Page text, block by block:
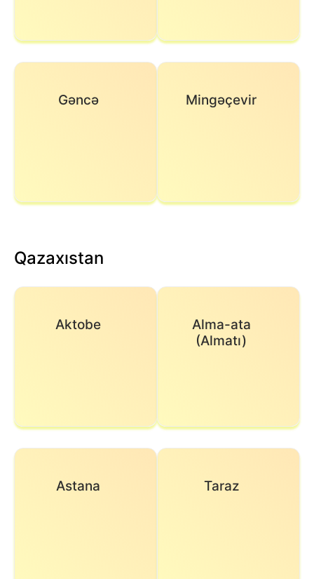
Gəncə Mingəçevir
Qazaxıstan
Aktobe
Alma-ata
(Almatı)
Astana Taraz